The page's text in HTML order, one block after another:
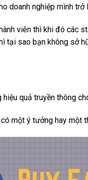
doanh nghiệp mình
viên thì khi đó các
tại sao bạn không sở
quả truyền thông
một ý tưởng hay một